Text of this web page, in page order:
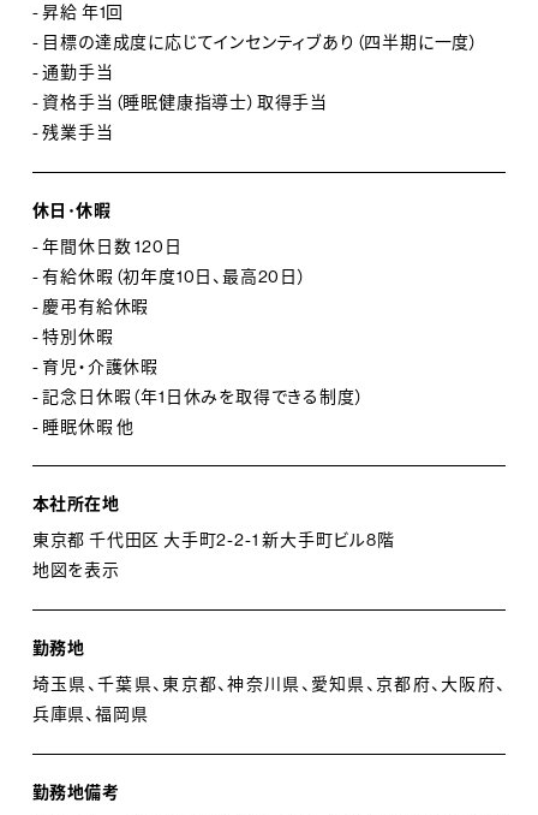
- 昇給 年1回
- 目標の達成度に応じてインセンティブあり（四半期に一度）
- 通勤手当
- 資格手当（睡眠健康指導士）取得手当
- 残業手当
休日･休暇
- 年間休日数 120日
- 有給休暇（初年度10日、最高20日）
- 慶弔有給休暇
- 特別休暇
- 育児・介護休暇
- 記念日休暇（年1日休みを取得できる制度）
- 睡眠休暇 他
本社所在地
東京都 千代田区 大手町2-2-1 新大手町ビル8階
地図を表示
勤務地
埼玉県、千葉県、東京都、神奈川県、愛知県、京都府、大阪府、
兵庫県、福岡県
勤務地備考